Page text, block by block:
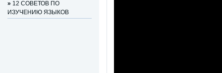
» 12 СОВЕТОВ ПО
ИЗУЧЕНИЮ ЯЗЫКОВ